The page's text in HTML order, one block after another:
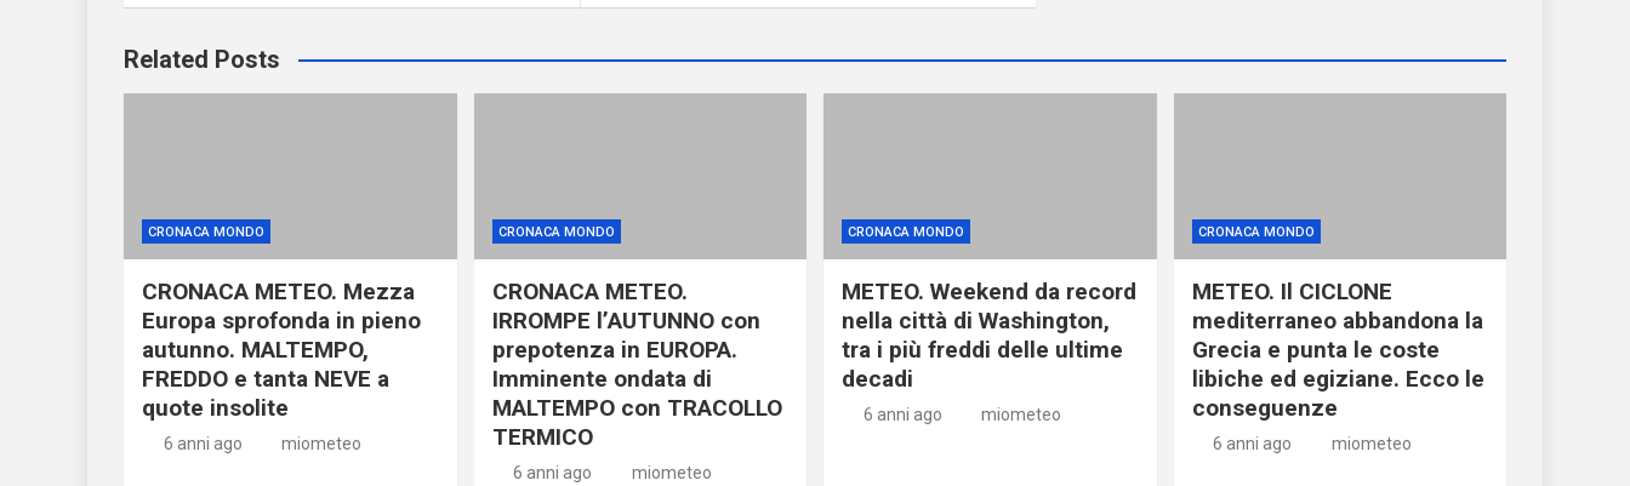
Related Posts
CRONACA MONDO
CRONACA METEO. Mezza
Europa sprofonda in pieno
autunno. MALTEMPO,
FREDDO e tanta NEVE a
quote insolite
6 anni ago miometeo
CRONACA MONDO
CRONACA METEO.
IRROMPE l’AUTUNNO con
prepotenza in EUROPA.
Imminente ondata di
MALTEMPO con TRACOLLO
TERMICO
6 anni ago miometeo
CRONACA MONDO
METEO. Weekend da record
nella città di Washington,
tra i più freddi delle ultime
decadi
6 anni ago miometeo
CRONACA MONDO
METEO. Il CICLONE
mediterraneo abbandona la
Grecia e punta le coste
libiche ed egiziane. Ecco le
conseguenze
6 anni ago miometeo